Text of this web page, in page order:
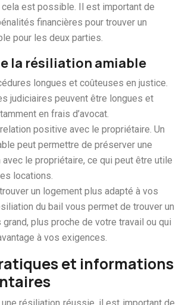
est possible. Il est important de
financières pour trouver un
pour les deux parties.
la résiliation amiable
longues et coûteuses en justice.
judiciaires peuvent être longues et
en frais d’avocat.
positive avec le propriétaire. Un
peut permettre de préserver une
avec le propriétaire, ce qui peut être utile
locations.
un logement plus adapté à vos
du bail vous permet de trouver un
plus proche de votre travail ou qui
à vos exigences.
et informations
résiliation réussie, il est important de